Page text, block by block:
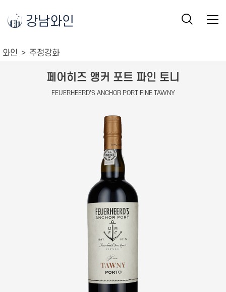
강남와인
와인 주정강화
페어히즈 앵커 포트 파인 토니
FEUERHEERD'S ANCHOR PORT FINE TAWNY